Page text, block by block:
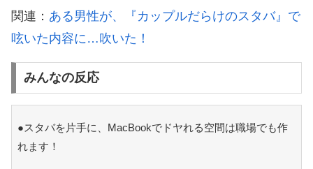
関連： ある男性が、『カップルだらけのスタバ』で
呟いた内容に…吹いた！
みんなの反応
●スタバを片手に、MacBookでドヤれる空間は職場でも作
れます！